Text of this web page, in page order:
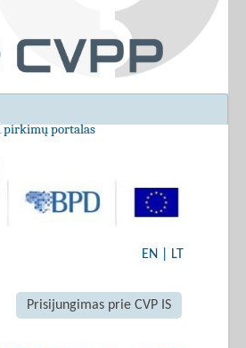
pirkimų portalas
EN LT
Prisijungimas prie CVP IS